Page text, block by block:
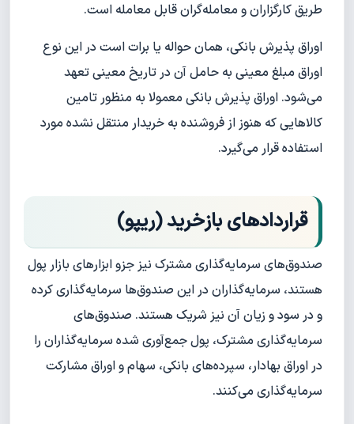
طریق کارگزاران و معامله‌گران قابل معامله است.
اوراق پذیرش بانکی، همان حواله یا برات است در این نوع
اوراق مبلغ معینی به حامل آن در تاریخ معینی تعهد
می‌شود. اوراق پذیرش بانکی معمولا به منظور تامین
کالاهایی که هنوز از فروشنده به خریدار منتقل نشده مورد
استفاده قرار می‌گیرد.
قراردادهای بازخرید (ریپو)
صندوق‌های سرمایه‌گذاری مشترک نیز جزو ابزارهای بازار پول
هستند، سرمایه‌گذاران در این صندوق‌ها سرمایه‌گذاری کرده
و در سود و زیان آن نیز شریک هستند. صندوق‌های
سرمایه‌گذاری مشترک، پول جمع‌آوری شده سرمایه‌گذاران را
در اوراق بهادار، سپرده‌های بانکی، سهام و اوراق مشارکت
سرمایه‌گذاری می‌کنند.